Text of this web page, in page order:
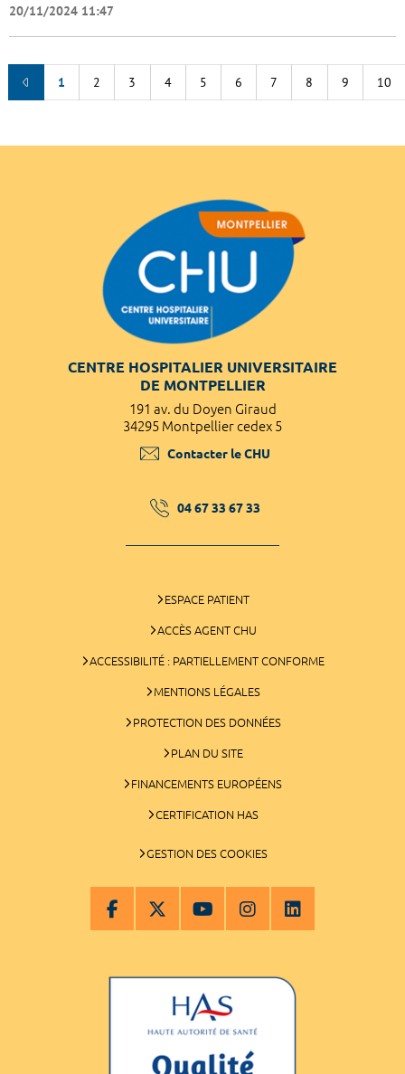
20/11/2024 11:47
1 2 3 4 5 6 7 8 9 10
CENTRE HOSPITALIER UNIVERSITAIRE
DE MONTPELLIER
191 av. du Doyen Giraud
34295 Montpellier cedex 5
Contacter le CHU
04 67 33 67 33
ESPACE PATIENT
ACCÈS AGENT CHU
ACCESSIBILITÉ : PARTIELLEMENT CONFORME
MENTIONS LÉGALES
PROTECTION DES DONNÉES
PLAN DU SITE
FINANCEMENTS EUROPÉENS
CERTIFICATION HAS
GESTION DES COOKIES